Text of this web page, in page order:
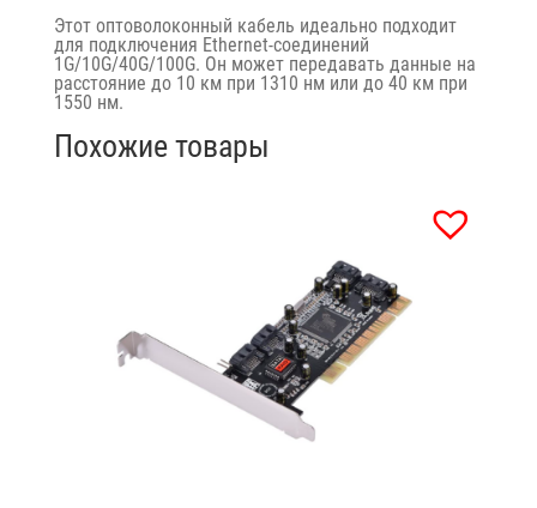
Этот оптоволоконный кабель идеально подходит
для подключения Ethernet-соединений
1G/10G/40G/100G. Он может передавать данные на
расстояние до 10 км при 1310 нм или до 40 км при
1550 нм.
Похожие товары